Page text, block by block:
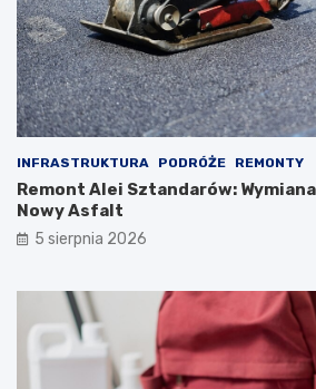
INFRASTRUKTURA PODRÓŻE REMONTY
Remont Alei Sztandarów:
Nowy Asfalt
5 sierpnia 2026